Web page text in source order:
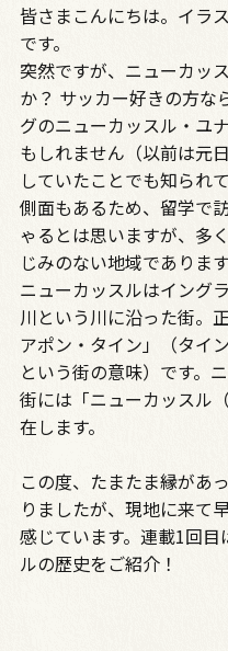
皆さまこんにちは。イラ
です。
突然ですが、ニューカッ
か？ サッカー好きの方な
グのニューカッスル・ユ
もしれません（以前は元
していたことでも知られ
側面もあるため、留学で
ゃるとは思いますが、多
じみのない地域であります
ニューカッスルはイング
川という川に沿った街。
アポン・タイン」（タイ
という街の意味）です。
街には「ニューカッスル
在します。
この度、たまたま縁があ
りましたが、現地に来て
感じています。連載1回
ルの歴史をご紹介！